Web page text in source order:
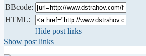
BBcode:
HTML:
Hide post links
Show post links